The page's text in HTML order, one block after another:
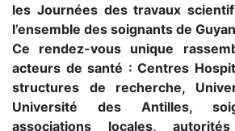
les Journées des travaux
l’ensemble des soignants de
Ce rendez-vous unique
acteurs de santé : Centres
structures de recherche,
Université des Antilles,
associations locales,